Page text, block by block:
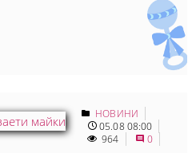
НОВИНИ
05.08 08:00
964
0